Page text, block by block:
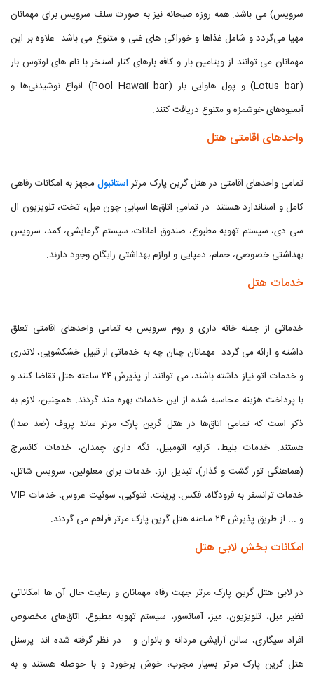
سرویس) می باشد. همه روزه صبحانه نیز به صورت سلف سرویس برای مهمانان
مهیا می‌گردد و شامل غذاها و خوراکی های غنی و متنوع می باشد. علاوه بر این
مهمانان می توانند از ویتامین بار و کافه بارهای کنار استخر با نام های لوتوس بار
(Lotus bar) و پول هاوایی بار (Pool Hawaii bar) انواع نوشیدنی‌ها و
آبمیوه‌های خوشمزه و متنوع دریافت کنند.
واحدهای اقامتی هتل
تمامی واحدهای اقامتی در هتل گرین پارک مرتراستانبولمجهز به امکانات رفاهی
کامل و استاندارد هستند. در تمامی اتاق‌ها اسبابی چون مبل، تخت، تلویزیون ال
سی دی، سیستم تهویه مطبوع، صندوق امانات، سیستم گرمایشی، کمد، سرویس
بهداشتی خصوصی، حمام، دمپایی و لوازم بهداشتی رایگان وجود دارند.
خدمات هتل
خدماتی از جمله خانه داری و روم سرویس به تمامی واحدهای اقامتی تعلق
داشته و ارائه می گردد. مهمانان چنان چه به خدماتی از قبیل خشکشویی، لاندری
و خدمات اتو نیاز داشته باشند، می توانند از پذیرش ۲۴ ساعته هتل تقاضا کنند و
با پرداخت هزینه محاسبه شده از این خدمات بهره مند گردند. همچنین، لازم به
ذکر است که تمامی اتاق‌ها در هتل گرین پارک مرتر ساند پروف (ضد صدا)
هستند. خدمات بلیط، کرایه اتومبیل، نگه داری چمدان، خدمات کانسرج
(هماهنگی تور گشت و گذار)، تبدیل ارز، خدمات برای معلولین، سرویس شاتل،
خدمات ترانسفر به فرودگاه، فکس، پرینت، فتوکپی، سوئیت عروس، خدمات VIP
و ... از طریق پذیرش ۲۴ ساعته هتل گرین پارک مرتر فراهم می گردند.
امکانات بخش لابی هتل
در لابی هتل گرین پارک مرتر جهت رفاه مهمانان و رعایت حال آن ها امکاناتی
نظیر مبل، تلویزیون، میز، آسانسور، سیستم تهویه مطبوع، اتاق‌های مخصوص
افراد سیگاری، سالن آرایشی مردانه و بانوان و... در نظر گرفته شده اند. پرسنل
هتل گرین پارک مرتر بسیار مجرب، خوش برخورد و با حوصله هستند و به